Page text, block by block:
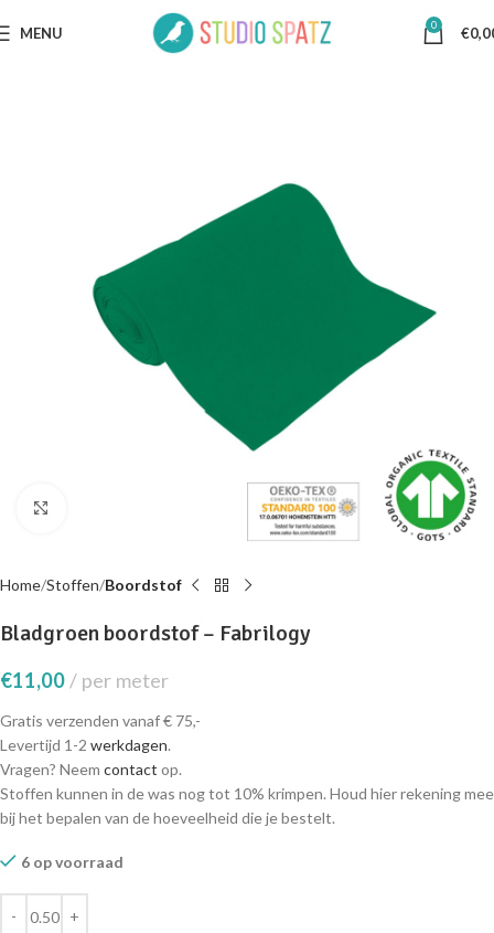
MENU 0 €
Home Stoffen Boordstof
Bladgroen boordstof – Fabrilogy
€11,00 per meter
Gratis verzenden vanaf € 75,-
Levertijd 1-2 werkdagen.
Vragen? Neem contact op.
Stoffen kunnen in de was nog tot 10% krimpen. Houd hier rekening mee
bij het bepalen van de hoeveelheid die je bestelt.
6 op voorraad